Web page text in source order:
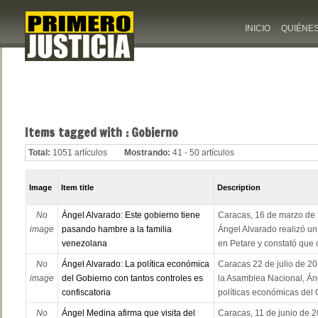
INICIO
Items tagged with : Gobierno
Total: 1051 artículos Mostrando: 41 - 50 artículos
Image Item title Description
No
image
Ángel Alvarado: Este gobierno tiene
pasando hambre a la familia
venezolana
Caracas, 16 de marzo
Ángel Alvarado realizó
en Petare y constató que
No
image
Ángel Alvarado: La política económica
del Gobierno con tantos controles es
confiscatoria
Caracas 22 de julio de
la Asamblea Nacional,
políticas económicas del
No Ángel Medina afirma que visita del Caracas, 11 de junio de